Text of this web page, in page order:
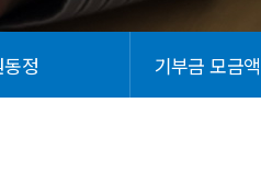
정 기부금 모금